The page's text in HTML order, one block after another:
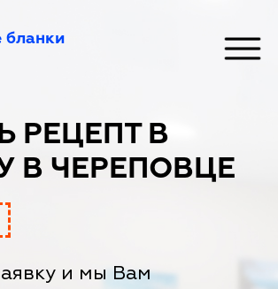
бланки
РЕЦЕПТ В
В ЧЕРЕПОВЦЕ
и мы Вам